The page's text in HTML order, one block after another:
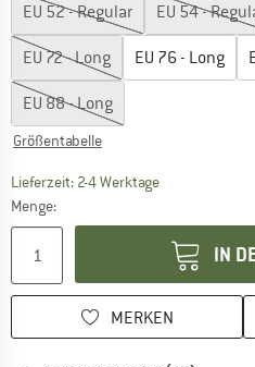
EU 52 - Regular EU 54 -
EU 72 - Long EU 76 - Long
EU 88 - Long
Größentabelle
Lieferzeit: 2-4 WerktageDer Link
Menge:
IN
MERKEN